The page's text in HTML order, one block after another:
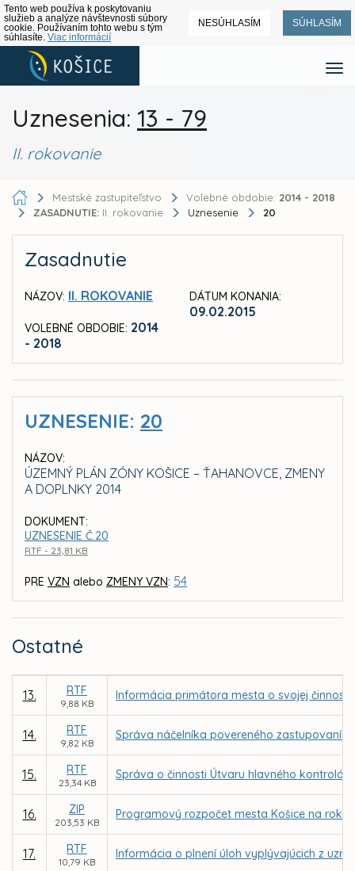
Tento web používa k poskytovaniu
služieb a analýze návštevnosti súbory
cookie. Používaním tohto webu s tým
súhlasíte. Viac informácií
NESÚHLASÍM SÚHLASÍM
Uznesenia: 13 - 79
II. rokovanie
Mestské zastupiteľstvo Volebné obdobie: 2014 - 2018
ZASADNUTIE: II. rokovanie Uznesenie 20
Zasadnutie
NÁZOV: II. ROKOVANIE
VOLEBNÉ OBDOBIE: 2014
- 2018
DÁTUM KONANIA:
09.02.2015
UZNESENIE: 20
NÁZOV:
ÚZEMNÝ PLÁN ZÓNY KOŠICE – ŤAHANOVCE, ZMENY
A DOPLNKY 2014
DOKUMENT:
UZNESENIE Č.20
RTF - 23,81 KB
PRE VZN alebo ZMENY VZN: 54
Ostatné
13. RTF
9,88 KB
Informácia primátora mesta o svojej
14. RTF
9,82 KB
Správa náčelníka povereného zastupovaním
15. RTF
23,34 KB
Správa o činnosti Útvaru hlavného
16. ZIP
203,53 KB
Programový rozpočet mesta Košice na roky
17. RTF
10,79 KB
Informácia o plnení úloh vyplývajúcich z